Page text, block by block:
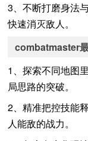
3、不断打磨身法
快速消灭敌人。
combatmaster
1、探索不同地图
局思路的突破。
2、精准把控技能
人能敌的战力。